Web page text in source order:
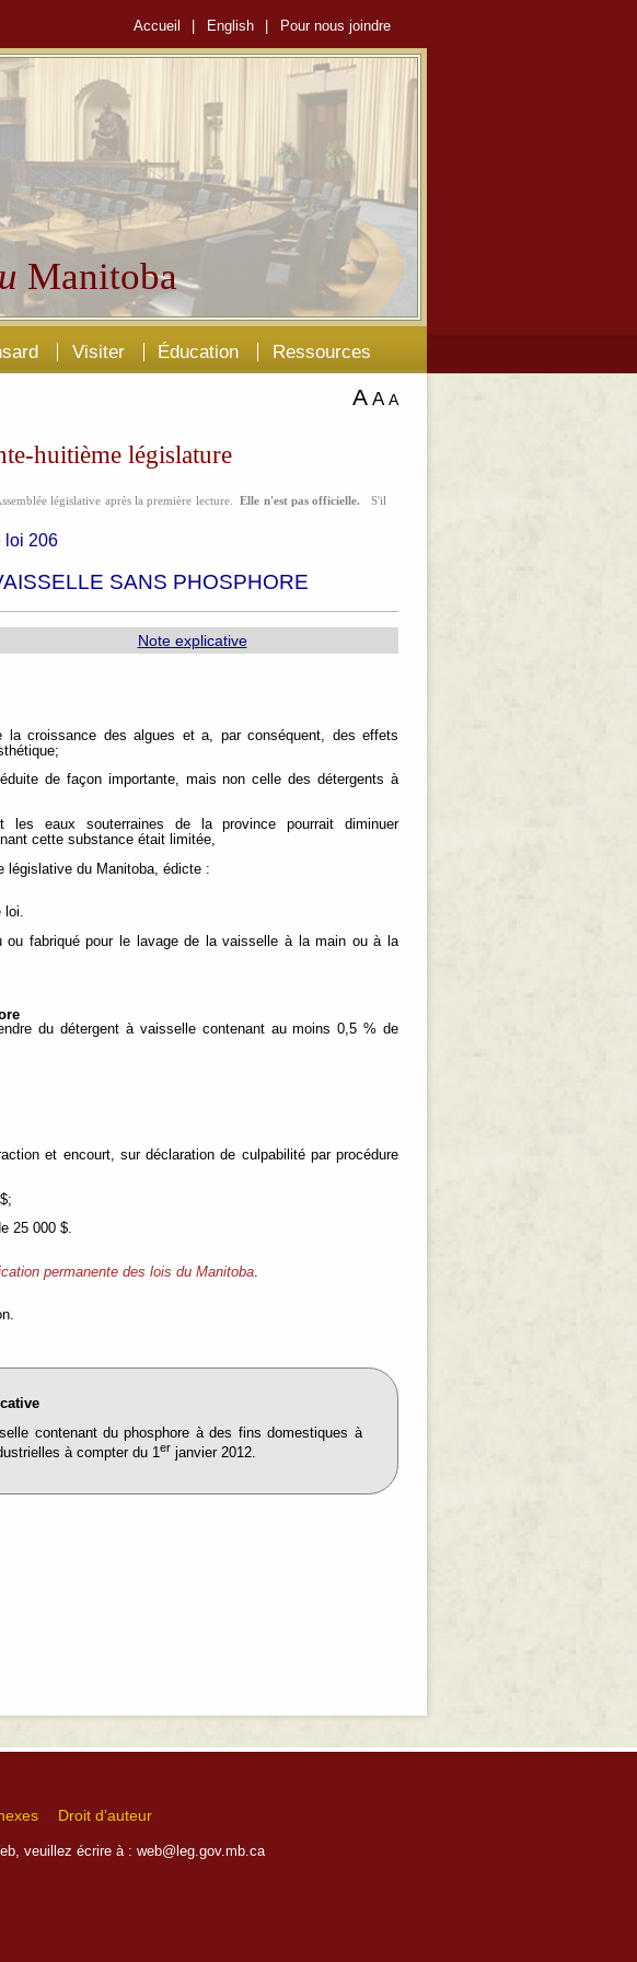
Accueil English Pour nous joindre
Manitoba
Visiter Éducation Ressources
A A A
huitième législature
législative après la première lecture.Elle n'est pas officielle.
S'il
loi 206
SANS PHOSPHORE
Note explicative
croissance des algues et a, par conséquent, des effets
de façon importante, mais non celle des détergents à
eaux souterraines de la province pourrait diminuer
cette substance était limitée,
législative du Manitoba, édicte :
loi.
fabriqué pour le lavage de la vaisselle à la main ou à la
du détergent à vaisselle contenant au moins 0,5 % de
et encourt, sur déclaration de culpabilité par procédure
25 000 $.
permanente des lois du Manitoba.
contenant du phosphore à des fins domestiques à
à compter du 1er janvier 2012.
Droit d’auteur
veuillez écrire à : web@leg.gov.mb.ca